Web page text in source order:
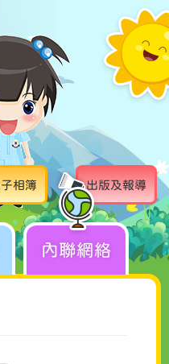
相簿 出版及報導
內聯網絡